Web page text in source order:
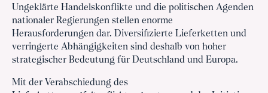
Ungeklärte Handelskonflikte und die politischen Agenden
nationaler Regierungen stellen enorme
Herausforderungen dar. Diversifizierte Lieferketten und
verringerte Abhängigkeiten sind deshalb von hoher
strategischer Bedeutung für Deutschland und Europa.
Mit der Verabschiedung des